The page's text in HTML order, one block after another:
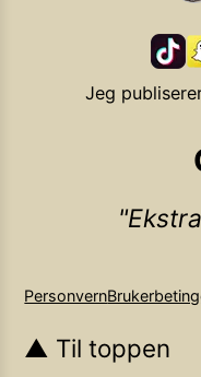
Jeg
Personvern
▲ Til toppen